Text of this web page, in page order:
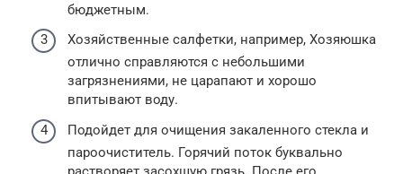
бюджетным.
Хозяйственные салфетки, например, Хозяюшка
отлично справляются с небольшими
загрязнениями, не царапают и хорошо
впитывают воду.
Подойдет для очищения закаленного стекла и
пароочиститель. Горячий поток буквально